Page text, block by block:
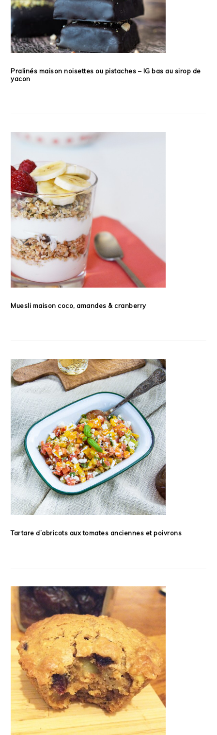
Pralinés maison noisettes ou pistaches – IG bas au sirop de
yacon
Muesli maison coco, amandes & cranberry
Tartare d’abricots aux tomates anciennes et poivrons